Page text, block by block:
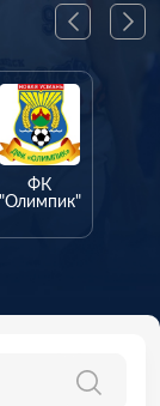
ФК
"Олимпик"